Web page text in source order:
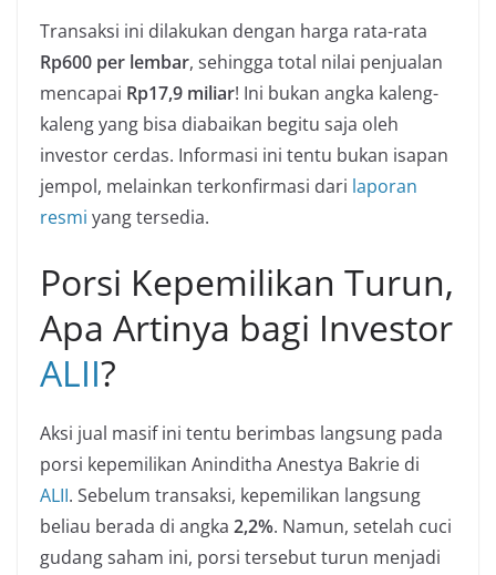
Transaksi ini dilakukan dengan harga rata-rata
Rp600 per lembar, sehingga total nilai penjualan
mencapai Rp17,9 miliar! Ini bukan angka kaleng-
kaleng yang bisa diabaikan begitu saja oleh
investor cerdas. Informasi ini tentu bukan isapan
jempol, melainkan terkonfirmasi dari laporan
resmi yang tersedia.
Porsi Kepemilikan Turun,
Apa Artinya bagi Investor
ALII?
Aksi jual masif ini tentu berimbas langsung pada
porsi kepemilikan Aninditha Anestya Bakrie di
ALII. Sebelum transaksi, kepemilikan langsung
beliau berada di angka 2,2%. Namun, setelah cuci
gudang saham ini, porsi tersebut turun menjadi